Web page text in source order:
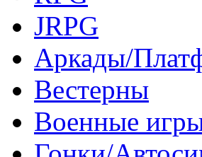
JRPG
Аркады/
Вестерны
Военные